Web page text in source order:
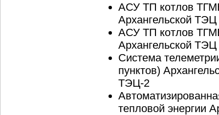
АСУ ТП котлов
Архангельской ТЭЦ
АСУ ТП котлов
Архангельской ТЭЦ
Система
пунктов)
ТЭЦ-2
тепловой энергии